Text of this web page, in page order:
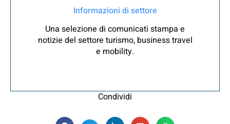
Informazioni di settore
Una selezione di comunicati stampa e
notizie del settore turismo, business travel
e mobility.
Condividi